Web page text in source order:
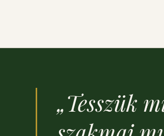
„Tesszük